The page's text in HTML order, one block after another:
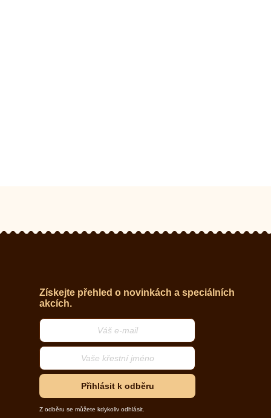
Získejte přehled o novinkách a speciálních
akcích.
Přihlásit k odběru
Z odběru se můžete kdykoliv odhlásit.